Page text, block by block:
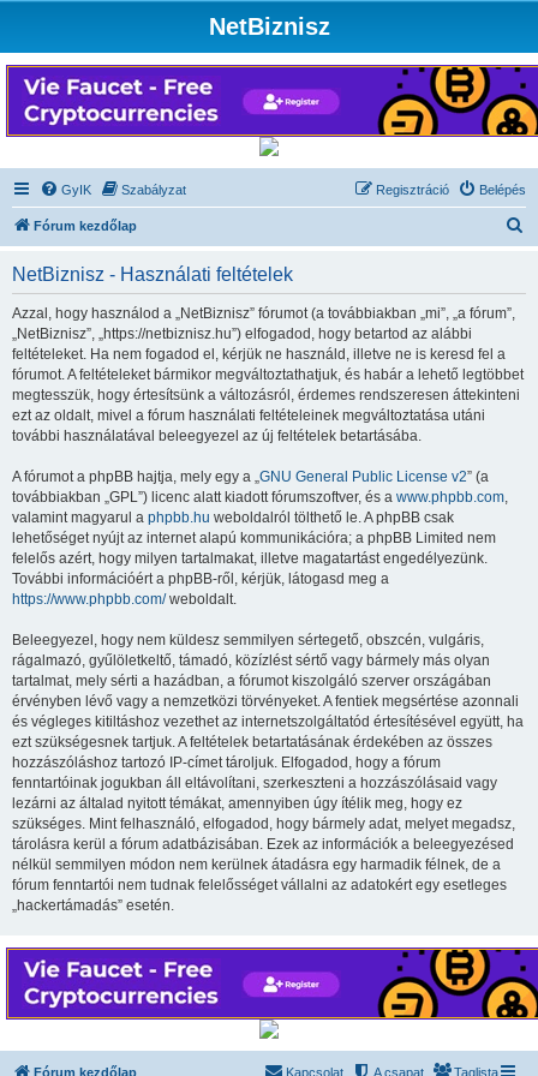
NetBiznisz
GyIK Szabályzat Belépés
Regisztráció
Fórum kezdőlap
NetBiznisz - Használati feltételek
Azzal, hogy használod a „NetBiznisz” fórumot (a továbbiakban „mi”, „a fórum”,
„NetBiznisz”, „https://netbiznisz.hu”) elfogadod, hogy betartod az alábbi
feltételeket. Ha nem fogadod el, kérjük ne használd, illetve ne is keresd fel a
fórumot. A feltételeket bármikor megváltoztathatjuk, és habár a lehető legtöbbet
megtesszük, hogy értesítsünk a változásról, érdemes rendszeresen áttekinteni
ezt az oldalt, mivel a fórum használati feltételeinek megváltoztatása utáni
további használatával beleegyezel az új feltételek betartásába.
A fórumot a phpBB hajtja, mely egy a „GNU General Public License v2” (a
továbbiakban „GPL”) licenc alatt kiadott fórumszoftver, és a www.phpbb.com,
valamint magyarul a phpbb.hu weboldalról tölthető le. A phpBB csak
lehetőséget nyújt az internet alapú kommunikációra; a phpBB Limited nem
felelős azért, hogy milyen tartalmakat, illetve magatartást engedélyezünk.
További információért a phpBB-ről, kérjük, látogasd meg a
https://www.phpbb.com/weboldalt.
Beleegyezel, hogy nem küldesz semmilyen sértegető, obszcén, vulgáris,
rágalmazó, gyűlöletkeltő, támadó, közízlést sértő vagy bármely más olyan
tartalmat, mely sérti a hazádban, a fórumot kiszolgáló szerver országában
érvényben lévő vagy a nemzetközi törvényeket. A fentiek megsértése azonnali
és végleges kitiltáshoz vezethet az internetszolgáltatód értesítésével együtt, ha
ezt szükségesnek tartjuk. A feltételek betartatásának érdekében az összes
hozzászóláshoz tartozó IP-címet tároljuk. Elfogadod, hogy a fórum
fenntartóinak jogukban áll eltávolítani, szerkeszteni a hozzászólásaid vagy
lezárni az általad nyitott témákat, amennyiben úgy ítélik meg, hogy ez
szükséges. Mint felhasználó, elfogadod, hogy bármely adat, melyet megadsz,
tárolásra kerül a fórum adatbázisában. Ezek az információk a beleegyezésed
nélkül semmilyen módon nem kerülnek átadásra egy harmadik félnek, de a
fórum fenntartói nem tudnak felelősséget vállalni az adatokért egy esetleges
„hackertámadás” esetén.
Fórum kezdőlap Taglista
A csapat
Kapcsolat